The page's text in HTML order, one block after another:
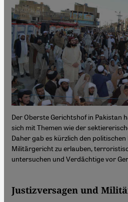
Der Oberste Gerichtshof in Pakistan
sich mit Themen wie der
Daher gab es kürzlich den
Militärgericht zu erlauben,
untersuchen und Verdächtige vor
Justizversagen und